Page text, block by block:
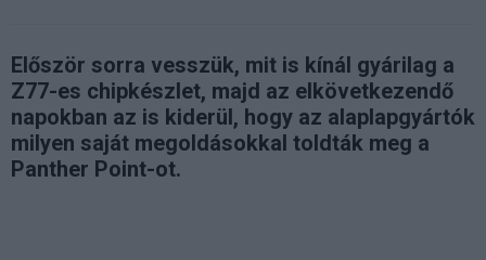
Először sorra vesszük, mit is kínál gyárilag a
Z77-es chipkészlet, majd az elkövetkezendő
napokban az is kiderül, hogy az alaplapgyártók
milyen saját megoldásokkal toldták meg a
Panther Point-ot.